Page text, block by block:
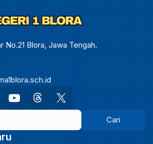
No.21 Blora, Jawa Tengah.